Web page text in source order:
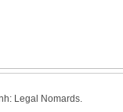
Legal Nomards.